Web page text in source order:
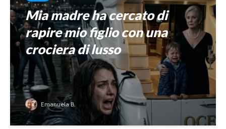
Mia madre ha cercato di
rapire mio figlio con una
crociera di lusso
Emanuela B.